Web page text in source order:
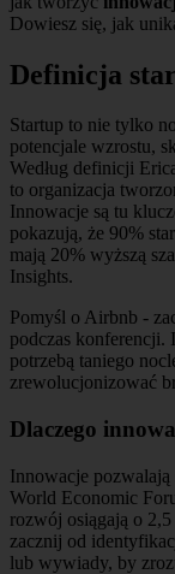
Dowiesz się, jak
Definicja
Startup to nie tylko
potencjale wzrostu,
Według definicji
to organizacja
Innowacje są tu
pokazują, że 90%
mają 20% wyższą
Insights.
Pomyśl o Airbnb -
podczas konferencji.
potrzebą taniego
zrewolucjonizować
Dlaczego
Innowacje
World Economic
rozwój osiągają o
zacznij od
lub wywiady, by